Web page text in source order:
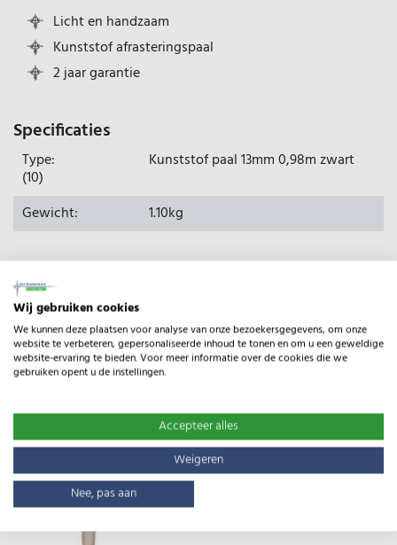
Licht en handzaam
Kunststof afrasteringspaal
2 jaar garantie
Specificaties
Type: Kunststof paal 13mm 0,98m zwart
(10)
Gewicht:
1.10kg
Gerelateerde producten
Wij gebruiken cookies
We kunnen deze plaatsen voor analyse van onze bezoekersgegevens, om onze
website te verbeteren, gepersonaliseerde inhoud te tonen en om u een geweldige
website-ervaring te bieden. Voor meer informatie over de cookies die we
gebruiken opent u de instellingen.
Accepteer alles
Weigeren
Nee, pas aan